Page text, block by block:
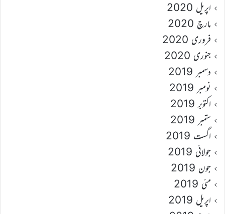
اپریل 2020
مارچ 2020
فروری 2020
جنوری 2020
دسمبر 2019
نومبر 2019
اکتوبر 2019
ستمبر 2019
اگست 2019
جولائی 2019
جون 2019
مئی 2019
اپریل 2019